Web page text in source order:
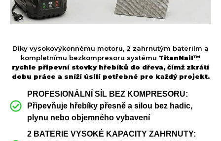
Díky vysokovýkonnému motoru, 2 zahrnutým bateriím a
kompletnímu bezkompresoru systému TitanNail™
rychle připevní stovky hřebíků do dřeva, čímž zkrátí
dobu práce a sníží úsilí potřebné pro každý projekt.
PROFESIONÁLNÍ SÍL BEZ KOMPRESORU:
Připevňuje hřebíky přesně a silou bez hadic,
plynu nebo objemného vybavení
2 BATERIE VYSOKÉ KAPACITY ZAHRNUTY: